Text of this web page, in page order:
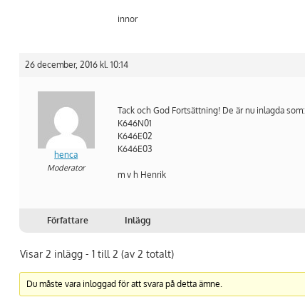
innor
26 december, 2016 kl. 10:14
henca
Moderator
Tack och God Fortsättning! De är nu inlagda som:
K646N01
K646E02
K646E03
m v h Henrik
Författare Inlägg
Visar 2 inlägg - 1 till 2 (av 2 totalt)
Du måste vara inloggad för att svara på detta ämne.